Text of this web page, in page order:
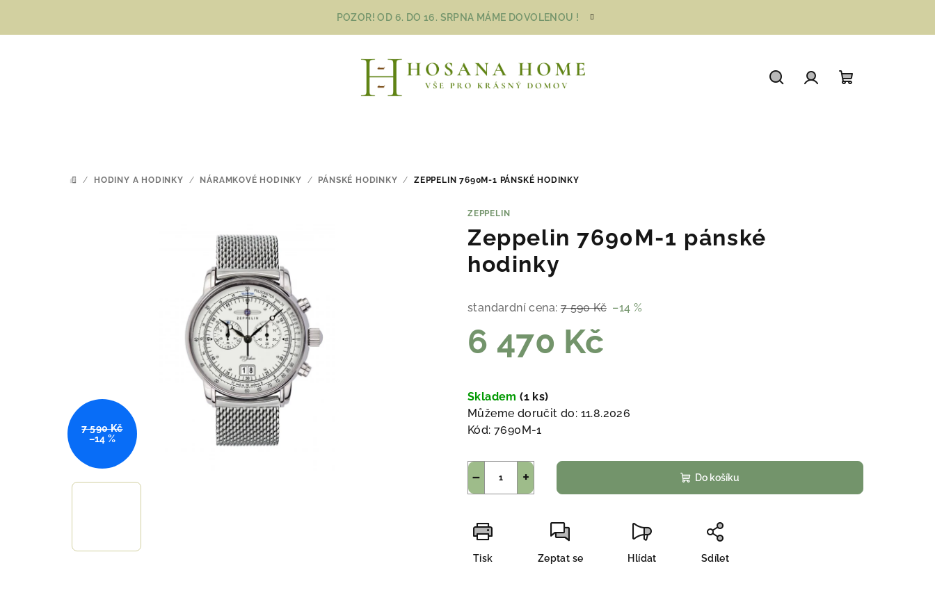
POZOR! OD 6. DO 16. SRPNA MÁME DOVOLENOU !
DOMŮ
/ HODINY A HODINKY / NÁRAMKOVÉ HODINKY / PÁNSKÉ HODINKY / ZEPPELIN 7690M-1 PÁNSKÉ HODINKY
ZEPPELIN
Zeppelin 7690M-1 pánské
hodinky
standardní cena: 7 590 Kč –14 %
6 470 Kč
cena:
Skladem(1 ks)
Můžeme doručit do: 11.8.2026
Kód: 7690M-1
+
− Do košíku
Tisk Zeptat se Hlídat Sdílet
7 590 Kč
–14 %